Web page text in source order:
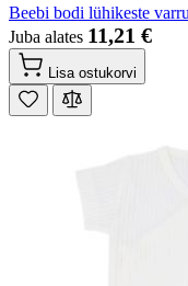
Beebi bodi lühikeste
Juba alates 11,21 €
Lisa ostukorvi